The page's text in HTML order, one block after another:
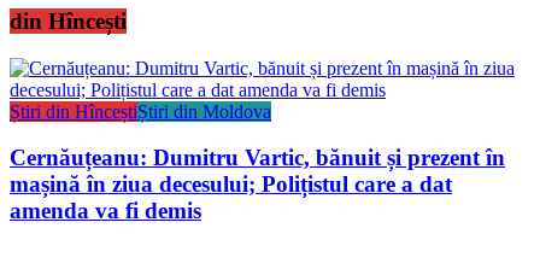
din Hîncești
Știri din HînceștiȘtiri din Moldova
Cernăuțeanu: Dumitru Vartic, bănuit și prezent în
mașină în ziua decesului; Polițistul care a dat
amenda va fi demis